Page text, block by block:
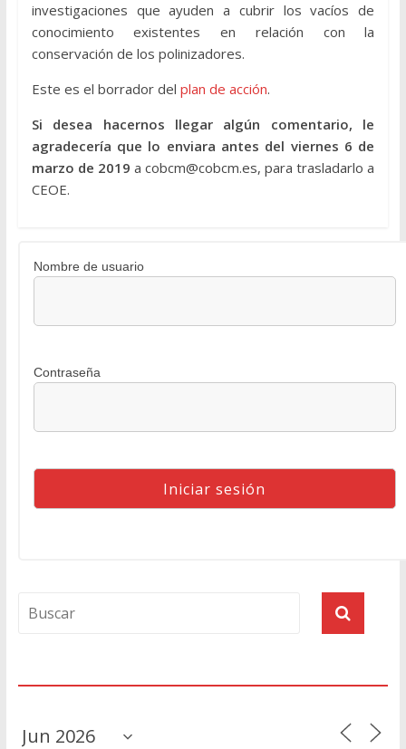
investigaciones que ayuden a cubrir los vacíos de
conocimiento existentes en relación con la
conservación de los polinizadores.
Este es el borrador del plan de acción.
Si desea hacernos llegar algún comentario, le
agradecería que lo enviara antes del viernes 6 de
marzo de 2019 a cobcm@cobcm.es, para trasladarlo a
CEOE.
Nombre de usuario
Contraseña